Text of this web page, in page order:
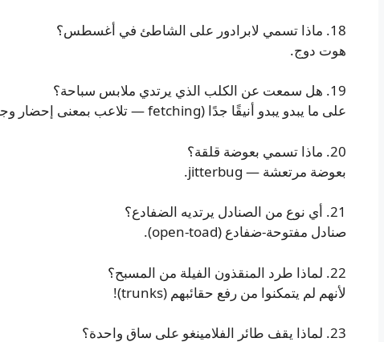
18. ماذا تسمي لابرادور على الشاطئ في أغسطس؟
هوت دوج.
19. هل سمعت عن الكلب الذي يرتدي ملابس سباحة؟
على ما يبدو يبدو أنيقًا جدًا (fetching — تلاعب بمعنى إحضار وجذاب).
20. ماذا تسمي بعوضة قلقة؟
بعوضة مرتعشة — jitterbug.
21. أي نوع من الصنادل يرتديه الضفادع؟
صنادل مفتوحة-ضفادع (open-toad).
22. لماذا طرد المنقذون الفيلة من المسبح؟
لأنهم لم يتمكنوا من رفع حقائبهم (trunks)!
23. لماذا يقف طائر الفلامينغو على ساق واحدة؟